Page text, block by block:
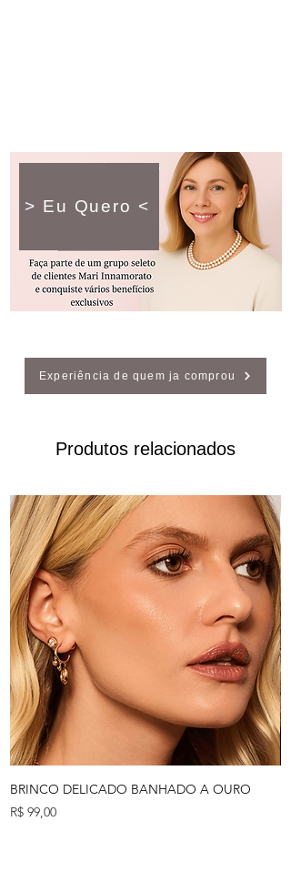
> Eu Quero <
Experiência de quem ja comprou
Produtos relacionados
BRINCO DELICADO BANHADO A OURO
Preço
R$ 99,00